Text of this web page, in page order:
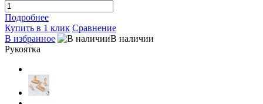
Подробнее
Купить в 1 клик Сравнение
В избранное
В наличии
Рукоятка